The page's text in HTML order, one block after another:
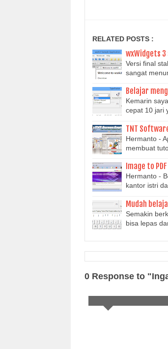
RELATED POSTS :
wxWidgets
Versi final
sangat
Belajar
Kemarin
cepat 10 jari
TNT
Hermanto -
membuat
Image to
Hermanto -
kantor istri
Mudah
Semakin
bisa lepas
0 Response to